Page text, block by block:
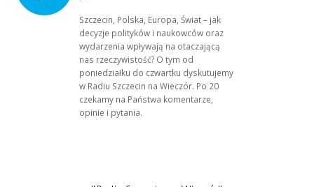
Szczecin, Polska, Europa, Świat – jak
decyzje polityków i naukowców oraz
wydarzenia wpływają na otaczającą
nas rzeczywistość? O tym od
poniedziałku do czwartku dyskutujemy
w Radiu Szczecin na Wieczór. Po 20
czekamy na Państwa komentarze,
opinie i pytania.